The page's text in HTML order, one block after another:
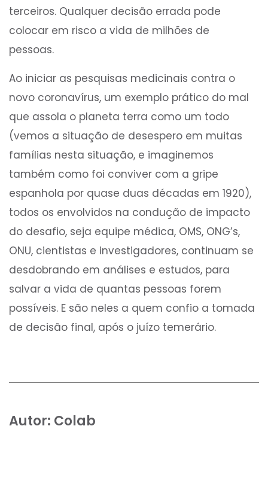
terceiros. Qualquer decisão errada pode
colocar em risco a vida de milhões de
pessoas.
Ao iniciar as pesquisas medicinais contra o
novo coronavírus, um exemplo prático do mal
que assola o planeta terra como um todo
(vemos a situação de desespero em muitas
famílias nesta situação, e imaginemos
também como foi conviver com a gripe
espanhola por quase duas décadas em 1920),
todos os envolvidos na condução de impacto
do desafio, seja equipe médica, OMS, ONG’s,
ONU, cientistas e investigadores, continuam se
desdobrando em análises e estudos, para
salvar a vida de quantas pessoas forem
possíveis. E são neles a quem confio a tomada
de decisão final, após o juízo temerário.
Autor: Colab